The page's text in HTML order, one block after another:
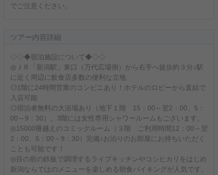
でご注意ください。
ツアー内容詳細
◇◇◆宿泊施設について◆◇◇
◎ＪＲ「新潟駅」東口（万代広場側）から右手へ徒歩約３分♪駅
に近く周辺に飲食店多数の便利な立地
◎1階に24時間営業のコンビニあり！ホテルのロビーから直結で
入店可能
◎宿泊者無料の大浴場あり（地下１階 15：00～翌2：00、5：
00～9：30）。3階には女性専用シャワールームもございます。
◎15000冊越えのコミックルーム（３階 ご利用時間12：00～翌
2：00、5：00～9：30）完備♪お泊りのお部屋にお持ちいただく
ことも可能です！
◎目の前の鉄板で調理するライブキッチンやコシヒカリをはじめ
新潟ならではのメニューを楽しめる朝食バイキングが人気です。